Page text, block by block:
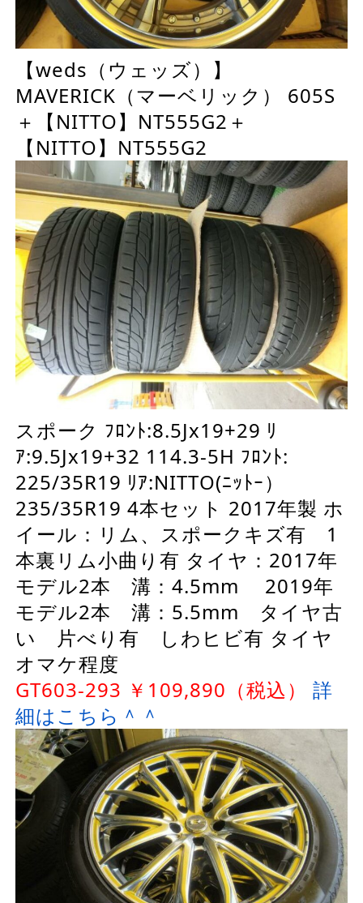
【weds（ウェッズ）】
MAVERICK（マーベリック） 605S
＋【NITTO】NT555G2＋
【NITTO】NT555G2
スポーク ﾌﾛﾝﾄ:8.5Jx19+29 ﾘ
ｱ:9.5Jx19+32 114.3-5H ﾌﾛﾝﾄ:
225/35R19 ﾘｱ:NITTO(ﾆｯﾄｰ）
235/35R19 4本セット 2017年製 ホ
イール：リム、スポークキズ有 1
本裏リム小曲り有 タイヤ：2017年
モデル2本 溝：4.5mm 2019年
モデル2本 溝：5.5mm タイヤ古
い 片べり有 しわヒビ有 タイヤ
オマケ程度
GT603-293 ￥109,890（税込） 詳
細はこちら＾＾